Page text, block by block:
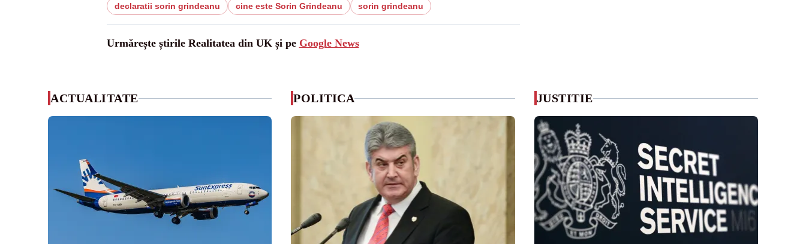
declaratii sorin grindeanu cine este Sorin Grindeanu sorin grindeanu
Urmărește știrile Realitatea din UK și pe Google News
ACTUALITATE POLITICA JUSTITIE